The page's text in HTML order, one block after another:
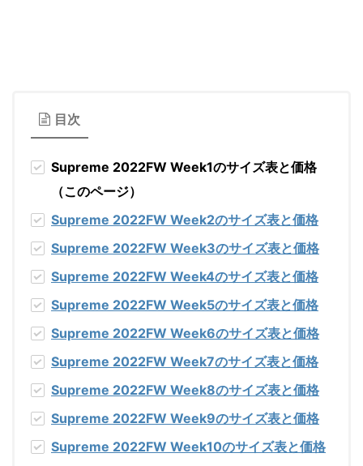
目次
Supreme 2022FW Week1のサイズ表と価格
（このページ）
Supreme 2022FW Week2のサイズ表と価格
Supreme 2022FW Week3のサイズ表と価格
Supreme 2022FW Week4のサイズ表と価格
Supreme 2022FW Week5のサイズ表と価格
Supreme 2022FW Week6のサイズ表と価格
Supreme 2022FW Week7のサイズ表と価格
Supreme 2022FW Week8のサイズ表と価格
Supreme 2022FW Week9のサイズ表と価格
Supreme 2022FW Week10のサイズ表と価格